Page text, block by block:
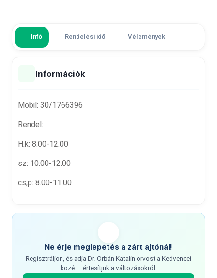
Infó Rendelési idő Vélemények
Információk
Mobil: 30/1766396
Rendel:
H,k: 8.00-12.00
sz: 10.00-12.00
cs,p: 8.00-11.00
Ne érje meglepetés a zárt ajtónál!
Regisztráljon, és adja Dr. Orbán Katalin orvost a Kedvencei
közé — értesítjük a változásokról.